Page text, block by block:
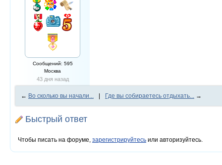
Сообщений: 595
Москва
43 дня назад
← Во сколько вы начали... Где вы собираетесь отдыхать... →
Быстрый ответ
Чтобы писать на форуме, зарегистрируйтесь или авторизуйтесь.